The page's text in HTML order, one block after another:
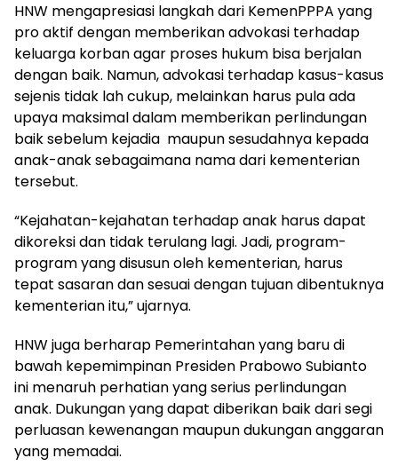
HNW mengapresiasi langkah dari KemenPPPA yang
pro aktif dengan memberikan advokasi terhadap
keluarga korban agar proses hukum bisa berjalan
dengan baik. Namun, advokasi terhadap kasus-kasus
sejenis tidak lah cukup, melainkan harus pula ada
upaya maksimal dalam memberikan perlindungan
baik sebelum kejadia maupun sesudahnya kepada
anak-anak sebagaimana nama dari kementerian
tersebut.
“Kejahatan-kejahatan terhadap anak harus dapat
dikoreksi dan tidak terulang lagi. Jadi, program-
program yang disusun oleh kementerian, harus
tepat sasaran dan sesuai dengan tujuan dibentuknya
kementerian itu,” ujarnya.
HNW juga berharap Pemerintahan yang baru di
bawah kepemimpinan Presiden Prabowo Subianto
ini menaruh perhatian yang serius perlindungan
anak. Dukungan yang dapat diberikan baik dari segi
perluasan kewenangan maupun dukungan anggaran
yang memadai.